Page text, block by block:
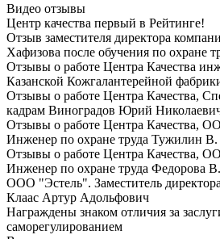
Видео отзывы
Центр качества первый в Рейтинге!
Отзыв заместителя директора
Хафизова после oбучeния по oхранe
Отзывы о работе Центра Качества
Казанской Кожгалантерейной
Отзывы о работе Центра Качества,
кадрам Виноградов Юрий
Отзывы о работе Центра Качества,
Инженер по oхранe трудa Тужилин
Отзывы о работе Центра Качества,
Инженер по oхранe трудa Федорова
ООО "Эстель". Заместитель
Клаас Артур Адольфович
Награждены знаком отличия за
саморегулированием